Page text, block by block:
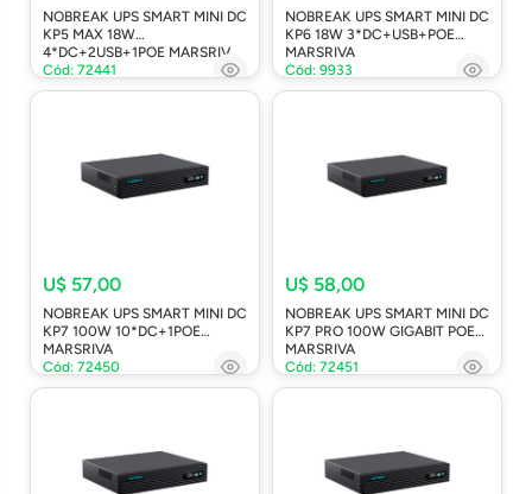
NOBREAK UPS SMART MINI DC
KP5 MAX 18W
4*DC+2USB+1POE MARSRIV
Cód: 72441
NOBREAK UPS SMART MINI DC
KP6 18W 3*DC+USB+POE
MARSRIVA
Cód: 9933
U$ 57,00
NOBREAK UPS SMART MINI DC
KP7 100W 10*DC+1POE
MARSRIVA
Cód: 72450
U$ 58,00
NOBREAK UPS SMART MINI DC
KP7 PRO 100W GIGABIT POE
MARSRIVA
Cód: 72451